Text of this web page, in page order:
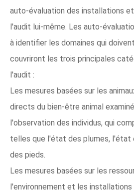
auto-évaluation des installations
l'audit lui-même. Les auto-
à identifier les domaines qui
couvriront les trois principales
l'audit :
Les mesures basées sur les
directs du bien-être animal
l'observation des individus, qui
telles que l'état des plumes,
des pieds.
Les mesures basées sur les
l'environnement et les